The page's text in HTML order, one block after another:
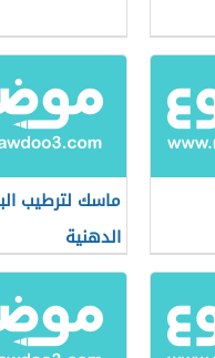
ماسك لترطيب
الدهنية